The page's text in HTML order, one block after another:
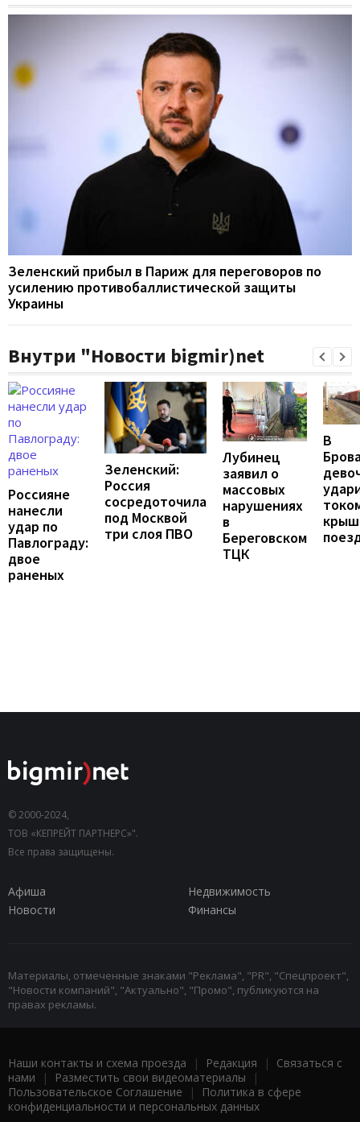
Зеленский прибыл в Париж для переговоров по
усилению противобаллистической защиты
Украины
Внутри "Новости bigmir)net
Россияне
нанесли
удар по
Павлограду:
двое
раненых
Зеленский:
Россия
сосредоточила
под Москвой
три слоя ПВО
Лубинец
заявил о
массовых
нарушениях
в
Береговском
ТЦК
В
© 2000-2024,
ТОВ «КЕПРЕЙТ ПАРТНЕРС»".
Все права защищены.
Афиша
Недвижимость
Новости
Финансы
Материалы, отмеченные знаками "Реклама", "PR", "Спецпроект",
"Новости компаний", "Актуально", "Промо", публикуются на
правах рекламы.
Наши контакты и схема проезда | Редакция | Связаться с
нами | Разместить свои видеоматериалы |
Пользовательское Соглашение |
Политика в сфере
конфиденциальности и персональных данных